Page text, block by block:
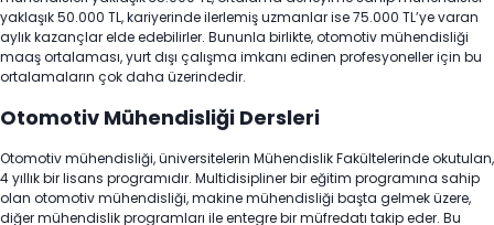
yaklaşık 50.000 TL, kariyerinde ilerlemiş uzmanlar ise 75.000 TL’ye varan
aylık kazançlar elde edebilirler. Bununla birlikte, otomotiv mühendisliği
maaş ortalaması, yurt dışı çalışma imkanı edinen profesyoneller için bu
ortalamaların çok daha üzerindedir.
Otomotiv Mühendisliği Dersleri
Otomotiv mühendisliği, üniversitelerin Mühendislik Fakültelerinde okutulan,
4 yıllık bir lisans programıdır. Multidisipliner bir eğitim programına sahip
olan otomotiv mühendisliği, makine mühendisliği başta gelmek üzere,
diğer mühendislik programları ile entegre bir müfredatı takip eder. Bu